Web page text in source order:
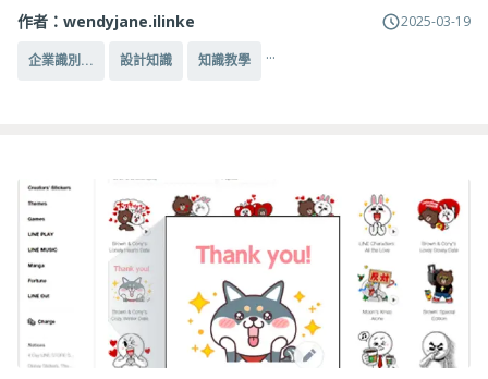
作者： wendyjane.ilinke 2025-03-19
企業識別... 設計知識 知識教學 ...